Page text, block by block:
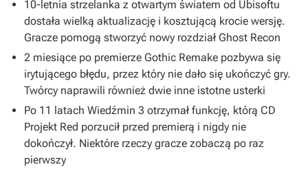
10-letnia strzelanka z otwartym światem od Ubisoftu
dostała wielką aktualizację i kosztującą krocie wersję.
Gracze pomogą stworzyć nowy rozdział Ghost Recon
2 miesiące po premierze Gothic Remake pozbywa się
irytującego błędu, przez który nie dało się ukończyć gry.
Twórcy naprawili również dwie inne istotne usterki
Po 11 latach Wiedźmin 3 otrzymał funkcję, którą CD
Projekt Red porzucił przed premierą i nigdy nie
dokończył. Niektóre rzeczy gracze zobaczą po raz
pierwszy